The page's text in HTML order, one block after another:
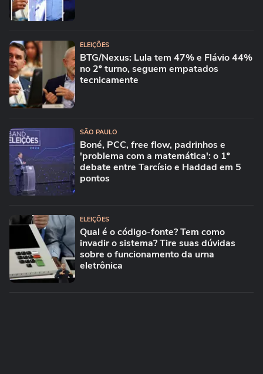
ELEIÇÕES
BTG/Nexus: Lula tem 47% e Flávio 44%
no 2º turno, seguem empatados
tecnicamente
SÃO PAULO
Boné, PCC, free flow, padrinhos e
'problema com a matemática': o 1º
debate entre Tarcísio e Haddad em 5
pontos
ELEIÇÕES
Qual é o código-fonte? Tem como
invadir o sistema? Tire suas dúvidas
sobre o funcionamento da urna
eletrônica